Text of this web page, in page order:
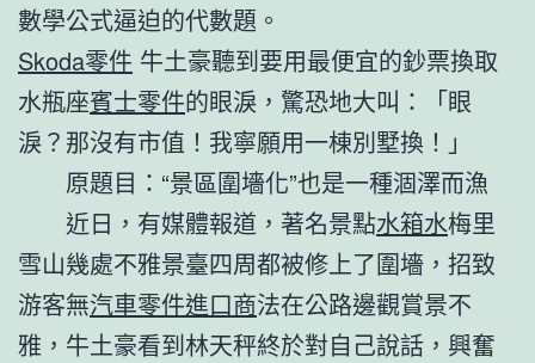
數學公式逼迫的代數題。
Skoda零件 牛土豪聽到要用最便宜的鈔票換取
水瓶座賓士零件的眼淚，驚恐地大叫：「眼
淚？那沒有市值！我寧願用一棟別墅換！」
原題目：“景區圍墻化”也是一種涸澤而漁
近日，有媒體報道，著名景點水箱水梅里
雪山幾處不雅景臺四周都被修上了圍墻，招致
游客無汽車零件進口商法在公路邊觀賞景不
雅，牛土豪看到林天秤終於對自己說話，興奮